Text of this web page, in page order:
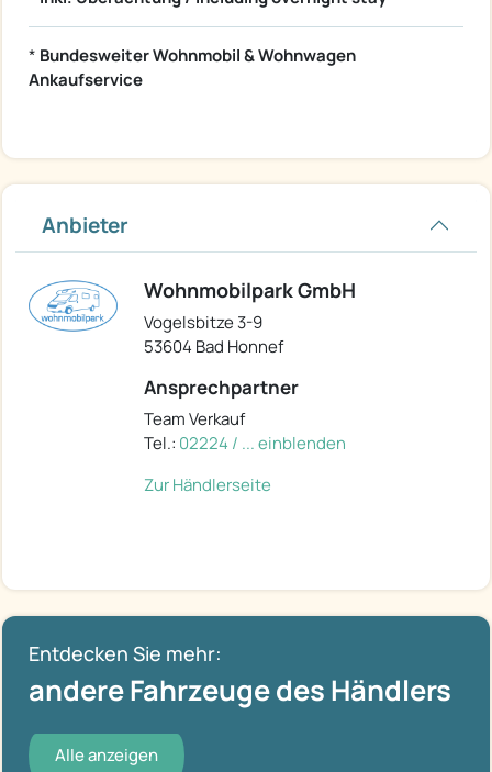
* Bundesweiter Wohnmobil & Wohnwagen
Ankaufservice
Anbieter
Wohnmobilpark GmbH
Vogelsbitze 3-9
53604 Bad Honnef
Ansprechpartner
Team Verkauf
Tel.: 02224 / ... einblenden
Zur Händlerseite
Entdecken Sie mehr:
andere Fahrzeuge des Händlers
Alle anzeigen